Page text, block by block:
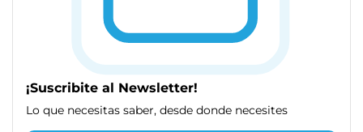
¡Suscribite al Newsletter!
Lo que necesitas saber, desde donde necesites